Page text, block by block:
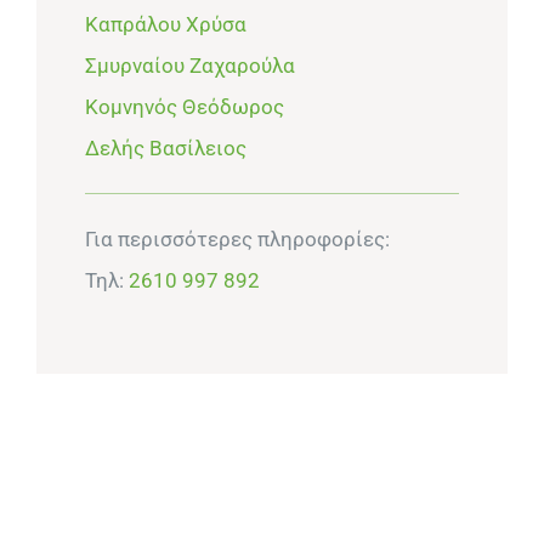
Καπράλου Χρύσα
Σμυρναίου Ζαχαρούλα
Κομνηνός Θεόδωρος
Δελής Βασίλειος
Για περισσότερες πληροφορίες:
Τηλ: 2610 997 892